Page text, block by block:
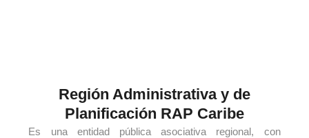
Región Administrativa y de
Planificación RAP Caribe
Es una entidad pública asociativa regional, con